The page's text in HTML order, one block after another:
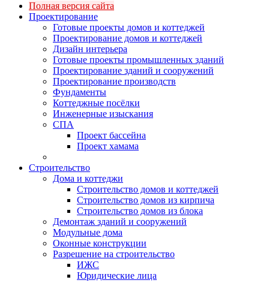
Полная версия сайта
Проектирование
Готовые проекты домов и коттеджей
Проектирование домов и коттеджей
Дизайн интерьера
Готовые проекты промышленных зданий
Проектирование зданий и сооружений
Проектирование производств
Фундаменты
Коттеджные посёлки
Инженерные изыскания
СПА
Проект бассейна
Проект хамама
Строительство
Дома и коттеджи
Строительство домов и коттеджей
Строительство домов из кирпича
Строительство домов из блока
Демонтаж зданий и сооружений
Модульные дома
Оконные конструкции
Разрешение на строительство
ИЖС
Юридические лица